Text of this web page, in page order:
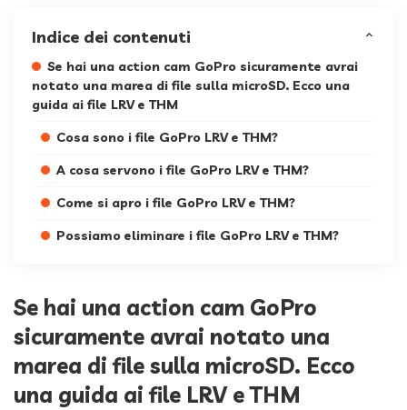
Indice dei contenuti
Se hai una action cam GoPro sicuramente avrai
notato una marea di file sulla microSD. Ecco una
guida ai file LRV e THM
Cosa sono i file GoPro LRV e THM?
A cosa servono i file GoPro LRV e THM?
Come si apro i file GoPro LRV e THM?
Possiamo eliminare i file GoPro LRV e THM?
Se hai una action cam GoPro
sicuramente avrai notato una
marea di file sulla microSD. Ecco
una guida ai file LRV e THM